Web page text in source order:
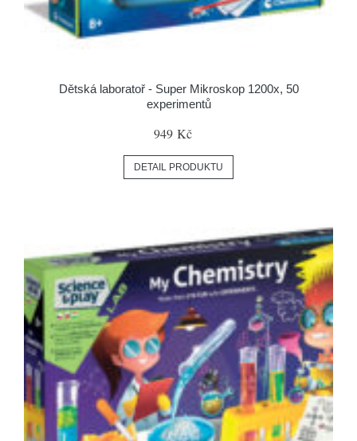
Dětská laboratoř - Super Mikroskop 1200x, 50
experimentů
949 Kč
DETAIL PRODUKTU